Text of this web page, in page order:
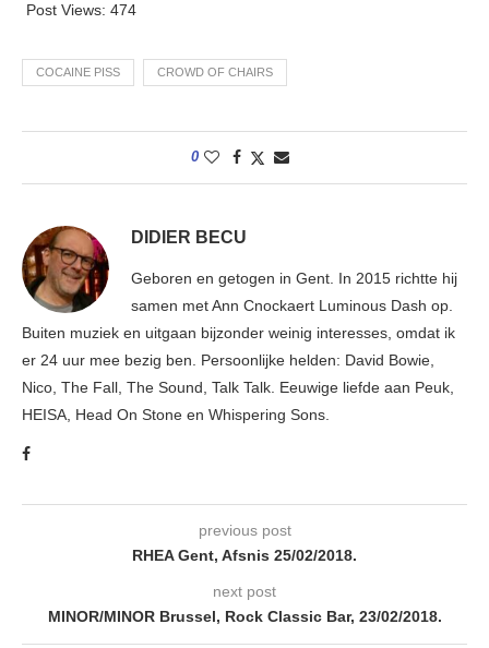
Post Views: 474
COCAINE PISS CROWD OF CHAIRS
0
DIDIER BECU
Geboren en getogen in Gent. In 2015 richtte hij
samen met Ann Cnockaert Luminous Dash op.
Buiten muziek en uitgaan bijzonder weinig interesses, omdat ik
er 24 uur mee bezig ben. Persoonlijke helden: David Bowie,
Nico, The Fall, The Sound, Talk Talk. Eeuwige liefde aan Peuk,
HEISA, Head On Stone en Whispering Sons.
previous post
RHEA Gent, Afsnis 25/02/2018.
next post
MINOR/MINOR Brussel, Rock Classic Bar, 23/02/2018.